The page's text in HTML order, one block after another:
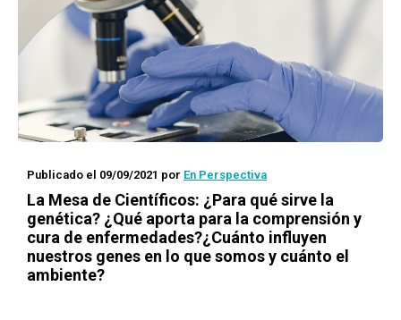
Publicado el 09/09/2021 por En Perspectiva
La Mesa de Científicos: ¿Para qué sirve la
genética? ¿Qué aporta para la comprensión y
cura de enfermedades?¿Cuánto influyen
nuestros genes en lo que somos y cuánto el
ambiente?